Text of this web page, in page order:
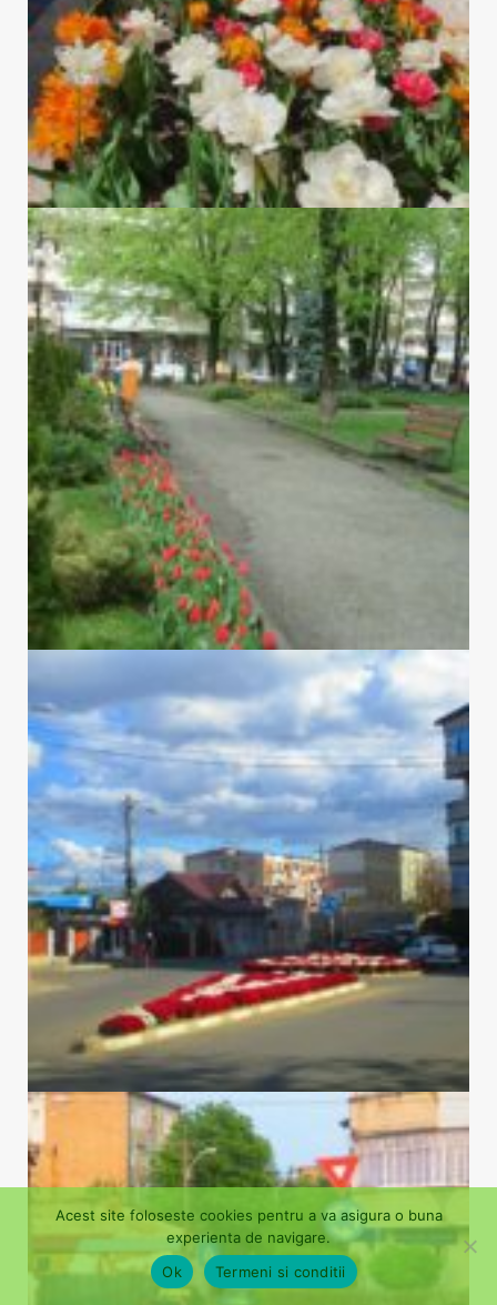
Acest site foloseste cookies pentru a va asigura o buna
experienta de navigare.
Ok
Termeni si conditii